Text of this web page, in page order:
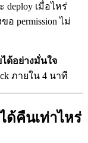
เมื่อไหร่
อ permission ไม่
ด้อย่างมั่นใจ
ภายใน 4 นาที
ด้คืนเท่าไหร่